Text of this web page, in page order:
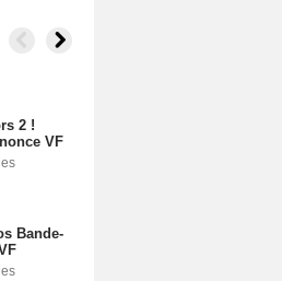
Secrets de tournage
2 !
VF
Bande-